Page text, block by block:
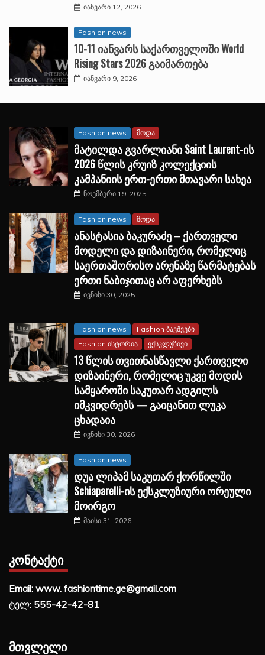
იანვარი 12, 2026
Fashion news
10-11 იანვარს საქართველოში World
Rising Stars 2026 გაიმართება
იანვარი 9, 2026
Fashion news მოდა
მატილდა გვარლიანი Saint Laurent-ის
2026 წლის კრუიზ კოლექციის
კამპანიის ერთ-ერთი მთავარი სახეა
ნოემბერი 19, 2025
Fashion news მოდა
ანასტასია ბაკურაძე – ქართველი
მოდელი და დიზაინერი, რომელიც
საერთაშორისო არენაზე წარმატებას
ერთი ნაბიჯითაც არ აფერხებს
ივნისი 30, 2025
Fashion news
Fashion ბავშვები
Fashion ისტორია
ექსკლუზივი
13 წლის თვითნასწავლი ქართველი
დიზაინერი, რომელიც უკვე მოდის
სამყაროში საკუთარ ადგილს
იმკვიდრებს — გაიცანით ლუკა
ცხადაია
ივნისი 30, 2026
Fashion news
დუა ლიპამ საკუთარ ქორწილში
Schiaparelli-ის ექსკლუზიური ორეული
მოირგო
მაისი 31, 2026
ᲙᲝᲜᲢᲐᲥᲢᲘ
Email: www. fashiontime.ge@gmail.com
ტელ: 555-42-42-81
ᲛᲗᲕᲚᲔᲚᲘ